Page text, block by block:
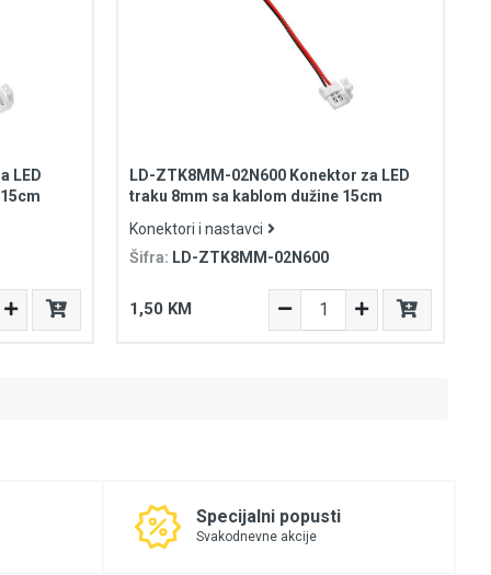
LED
LD-ZTK8MM-02N600 Konektor za LED
traku 8mm sa kablom dužine 15cm
Konektori i nastavci
Šifra: LD-ZTK8MM-02N600
1,50 KM
Specijalni popusti
Svakodnevne akcije